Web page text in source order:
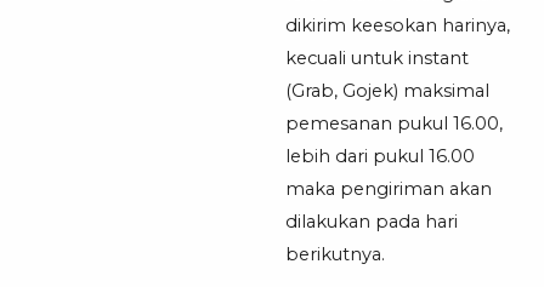
dikirim keesokan harinya,
kecuali untuk instant
(Grab, Gojek) maksimal
pemesanan pukul 16.00,
lebih dari pukul 16.00
maka pengiriman akan
dilakukan pada hari
berikutnya.